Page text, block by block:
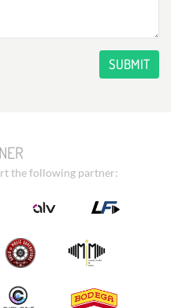
SUBMIT
the following partner: